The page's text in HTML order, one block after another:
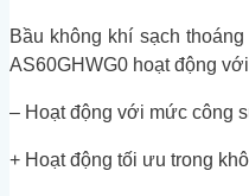
Bầu không khí sạch
AS60GHWG0 hoạt động
– Hoạt động với mức công
+ Hoạt động tối ưu trong